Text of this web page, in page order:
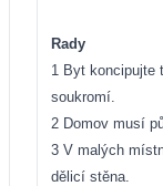
Rady
1 Byt koncipujte
soukromí.
2 Domov musí
3 V malých
dělicí stěna.